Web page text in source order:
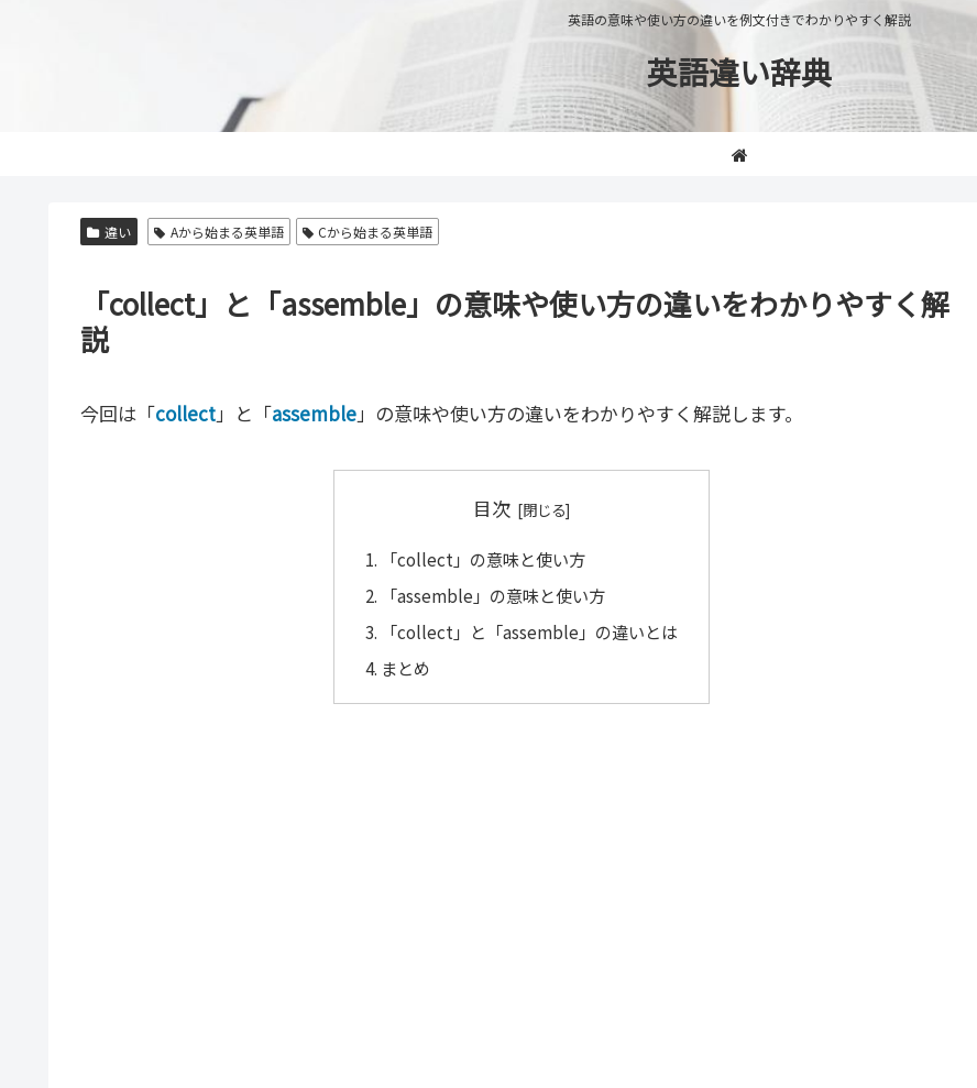
英語の意味や使い方の違いを例文付きでわかりやすく解説
英語違い辞典
違い Aから始まる英単語 Cから始まる英単語
「collect」と「assemble」の意味や使い方の違いをわかりやすく解
説
今回は「collect」と「assemble」の意味や使い方の違いをわかりやすく解説します。
目次
「collect」の意味と使い方
「assemble」の意味と使い方
「collect」と「assemble」の違いとは
まとめ